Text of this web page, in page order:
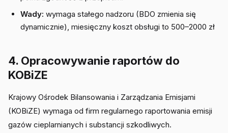
Wady: wymaga stałego nadzoru (BDO zmienia się
dynamicznie), miesięczny koszt obsługi to 500–2000 zł
4. Opracowywanie raportów do
KOBiZE
Krajowy Ośrodek Bilansowania i Zarządzania Emisjami
(KOBiZE) wymaga od firm regularnego raportowania emisji
gazów cieplarnianych i substancji szkodliwych.